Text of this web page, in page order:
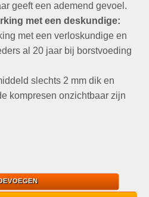
geeft een ademend gevoel.
met een deskundige:
met een verloskundige en
al 20 jaar bij borstvoeding
slechts 2 mm dik en
kompresen onzichtbaar zijn
60 stuks maat M aantal